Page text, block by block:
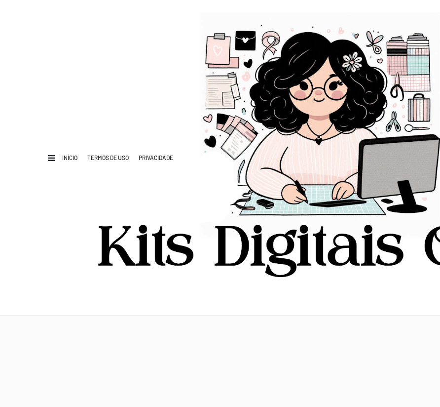
INÍCIO TERMOS DE USO PRIVACIDADE